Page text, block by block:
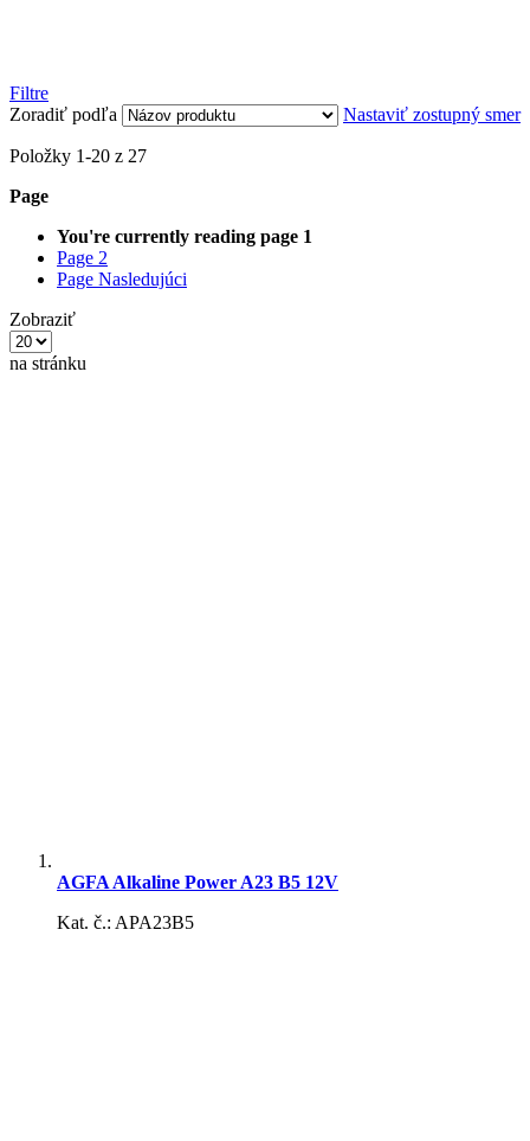
Filtre
Zoradiť podľa
Nastaviť zostupný smer
Položky 1-20 z 27
Page
You're currently reading page 1
Page 2
Page Nasledujúci
Zobraziť
na stránku
AGFA Alkaline Power A23 B5 12V
Kat. č.: APA23B5